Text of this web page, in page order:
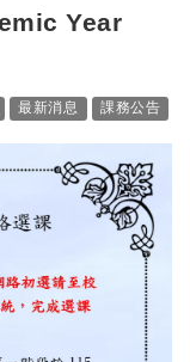
Year
最新消息 課務公告